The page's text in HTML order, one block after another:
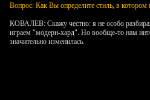
Вопрос: Как Вы определите стиль, в
КОВАЛЕВ: Скажу честно: я не особо
играем "модерн-хард". Но вообще-то нам
значительно изменилась.